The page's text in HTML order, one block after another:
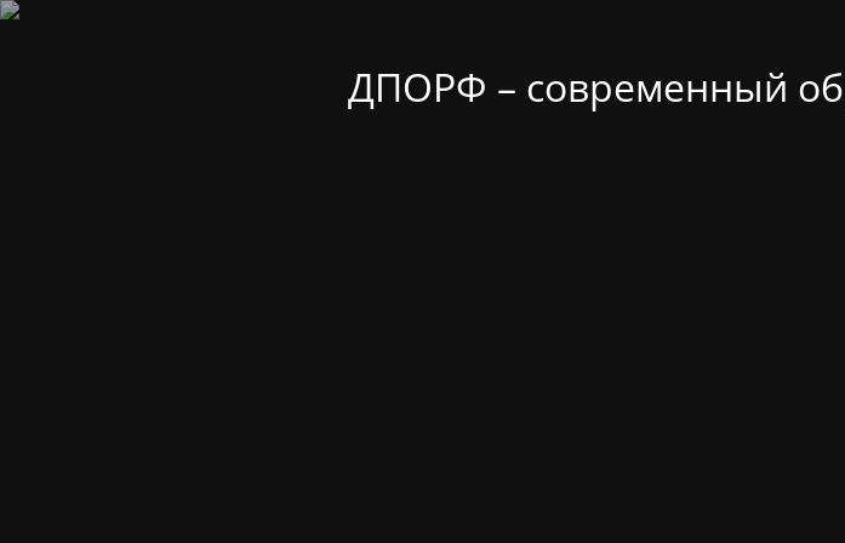
ДПОРФ – современный